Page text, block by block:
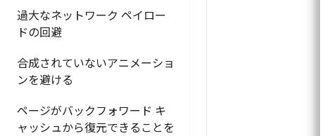
過大なネットワーク ペイロー
ドの回避
合成されていないアニメーショ
ンを避ける
ページがバックフォワード キ
ャッシュから復元できることを